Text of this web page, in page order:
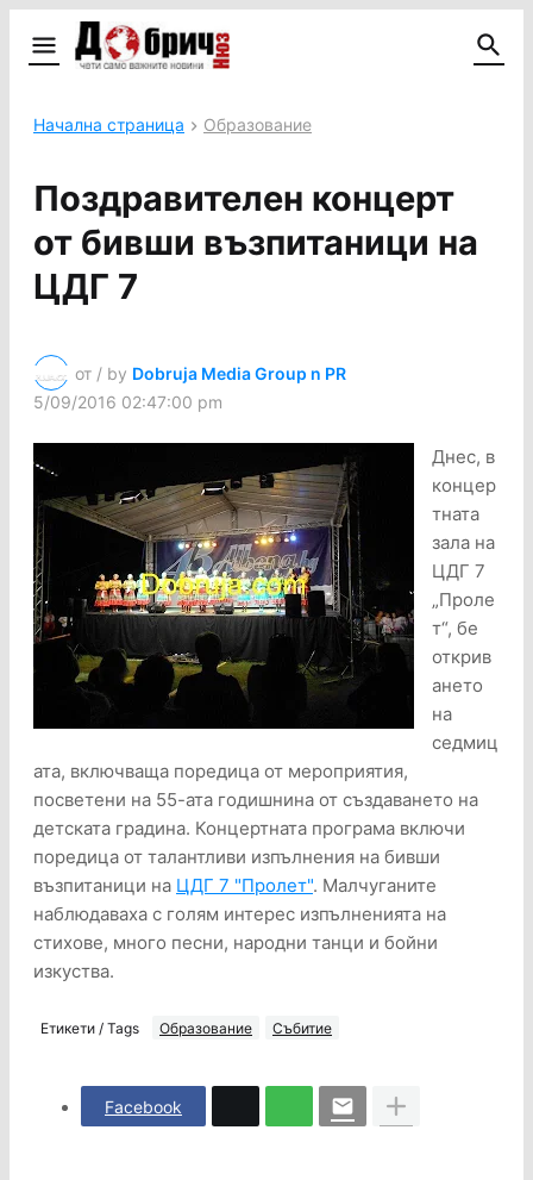
Начална страница Образование
Поздравителен концерт
от бивши възпитаници на
ЦДГ 7
от / by Dobruja Media Group n PR
5/09/2016 02:47:00 pm
Днес, в
концер
тната
зала на
ЦДГ 7
„Проле
т“, бе
открив
ането
на
седмиц
ата, включваща поредица от мероприятия,
посветени на 55-ата годишнина от създаването на
детската градина. Концертната програма включи
поредица от талантливи изпълнения на бивши
възпитаници на ЦДГ 7 "Пролет". Малчуганите
наблюдаваха с голям интерес изпълненията на
стихове, много песни, народни танци и бойни
изкуства.
Етикети / Tags Образование Събитие
Facebook